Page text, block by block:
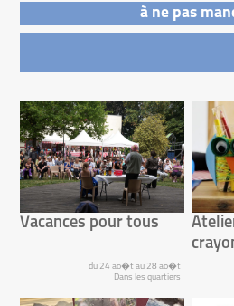
à ne pas
Vacances pour tous
du 24 ao�t au 28 ao�t
Dans les quartiers